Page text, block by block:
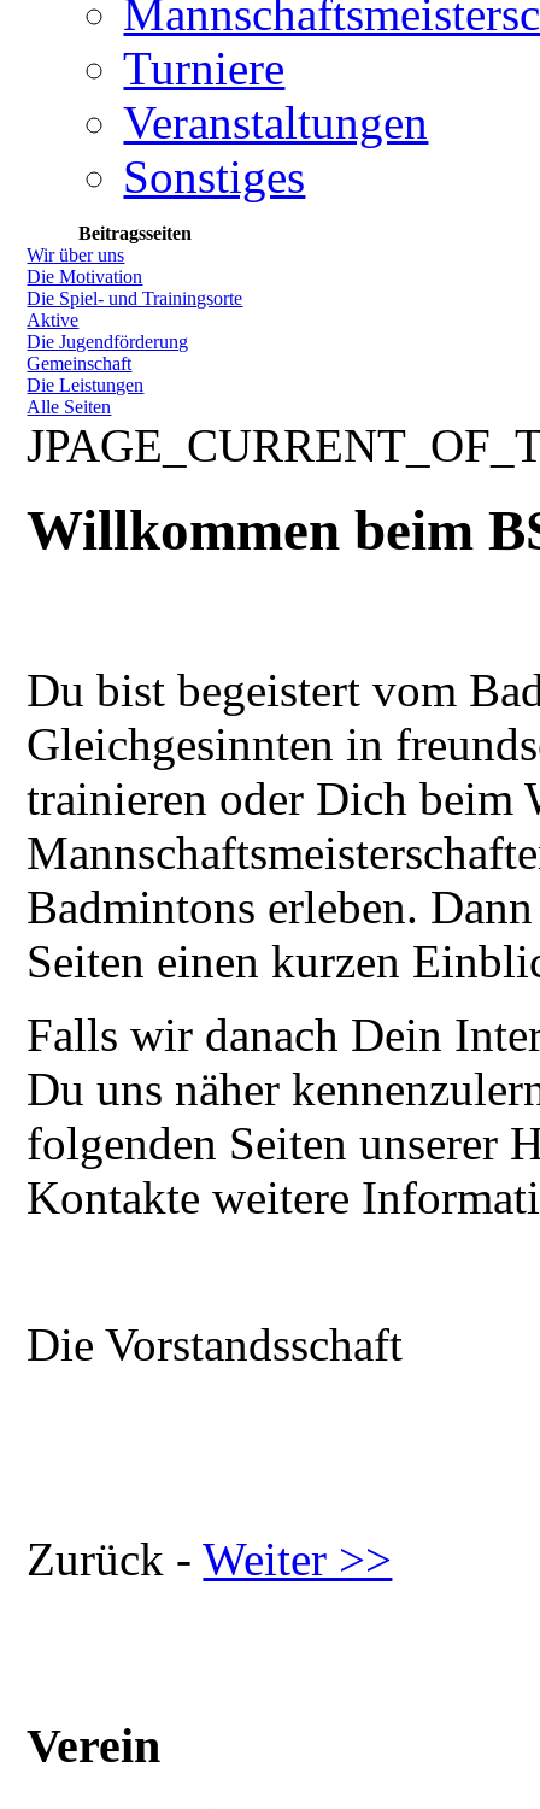
Turniere
Veranstaltungen
Sonstiges
Beitragsseiten
Wir über uns
Die Motivation
Die Spiel- und Trainingsorte
Aktive
Die Jugendförderung
Gemeinschaft
Die Leistungen
Alle Seiten
Willkommen beim
Du bist begeistert vom
Gleichgesinnten in
trainieren oder Dich beim
Badmintons erleben.
Seiten einen kurzen
Falls wir danach Dein
Du uns näher
folgenden Seiten unserer
Kontakte weitere
Die Vorstandsschaft
Zurück -Weiter >>
Verein